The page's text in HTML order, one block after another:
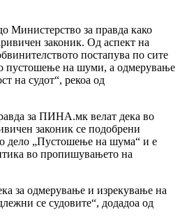
Министерство за правда како
законик. Од аспект на
постапува по сите
пустошење на шуми, а одмерување
на судот“, рекоа од
за ПИНА.мк велат дека во
законик се подобрени
дело „Пустошење на шума“ и е
во пропишувањето на
за одмерување и изрекување на
се судовите“, додадоа од